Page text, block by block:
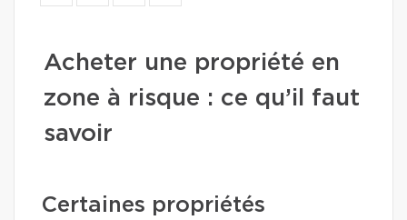
Acheter une propriété en
zone à risque : ce qu’il faut
savoir
Certaines propriétés